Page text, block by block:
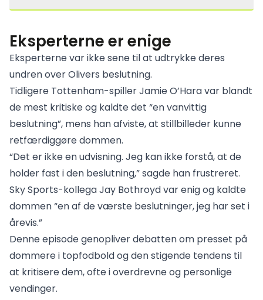
Eksperterne er enige
Eksperterne var ikke sene til at udtrykke deres
undren over Olivers beslutning.
Tidligere Tottenham-spiller Jamie O’Hara var blandt
de mest kritiske og kaldte det “en vanvittig
beslutning”, mens han afviste, at stillbilleder kunne
retfærdiggøre dommen.
“Det er ikke en udvisning. Jeg kan ikke forstå, at de
holder fast i den beslutning,” sagde han frustreret.
Sky Sports-kollega Jay Bothroyd var enig og kaldte
dommen “en af de værste beslutninger, jeg har set i
årevis.”
Denne episode genopliver debatten om presset på
dommere i topfodbold og den stigende tendens til
at kritisere dem, ofte i overdrevne og personlige
vendinger.